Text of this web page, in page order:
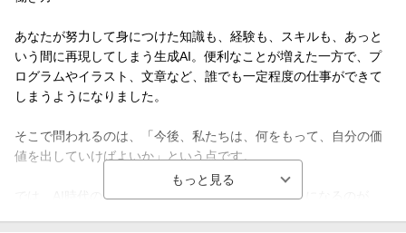
あなたが努力して身につけた知識も、経験も、スキルも、あっと
いう間に再現してしまう生成AI。便利なことが増えた一方で、プ
ログラムやイラスト、文章など、誰でも一定程度の仕事ができて
しまうようになりました。
そこで問われるのは、「今後、私たちは、何をもって、自分の価
値を出していけばよいか」という点です。
では、AI時代の仕事には何が必要か？ そのヒントになるのが